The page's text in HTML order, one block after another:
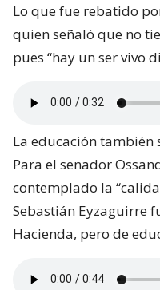
Lo que fue rebatido
quien señaló que no
pues “hay un ser vivo
La educación también
Para el senador
contemplado la
Sebastián Eyzaguirre
Hacienda, pero de